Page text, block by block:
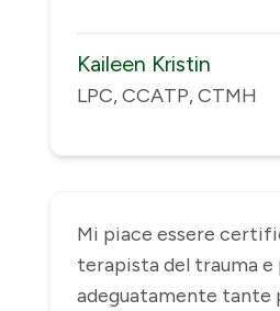
Kaileen Kristin
LPC, CCATP, CTMH
Mi piace essere
terapista del trauma
adeguatamente tante